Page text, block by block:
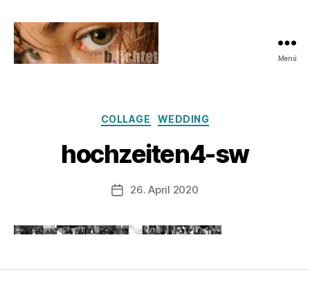
Menü
Kategorien
COLLAGE WEDDING
hochzeiten4-sw
Beitragsautor
V
n
z
l
u
Veröffentlichungsdatum
26. April 2020